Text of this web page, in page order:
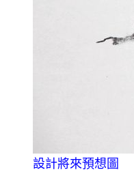
設計將來預想圖